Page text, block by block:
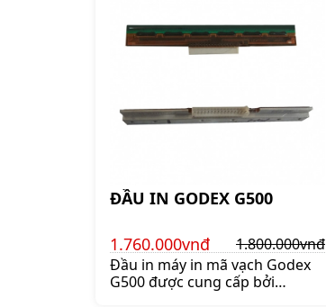
ĐẦU IN GODEX G500
1.760.000vnđ
1.800.000vnđ
Đầu in máy in mã vạch Godex
G500 được cung cấp bởi